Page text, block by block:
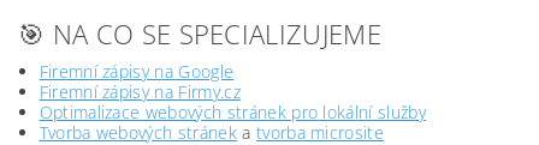
🎯 NA CO SE SPECIALIZUJEME
Firemní zápisy na Google
Firemní zápisy na Firmy.cz
Optimalizace webových stránek pro lokální služby
Tvorba webových stráneka tvorba microsite